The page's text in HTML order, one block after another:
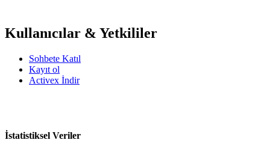
Kullanıcılar & Yetkililer
Sohbete Katıl
Kayıt ol
Activex İndir
İstatistiksel Veriler